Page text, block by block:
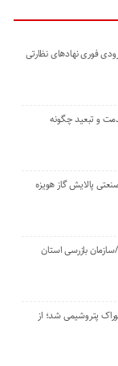
فوری نهادهای نظارتی
و تبعید چگونه
پالایش گاز هویزه
بازرسی استان
پتروشیمی شد؛ از